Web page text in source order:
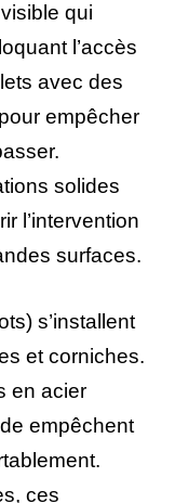
qui
l’accès
avec des
pour empêcher
solides
l’intervention
surfaces.
s’installent
et corniches.
en acier
empêchent
ces